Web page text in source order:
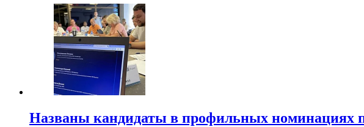
Названы кандидаты в профильных номинациях